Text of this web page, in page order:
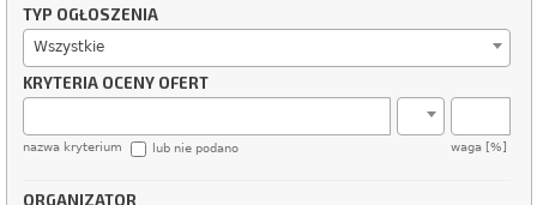
TYP OGŁOSZENIA
Wszystkie
KRYTERIA OCENY OFERT
nazwa kryterium waga [%]
lub nie podano
ORGANIZATOR